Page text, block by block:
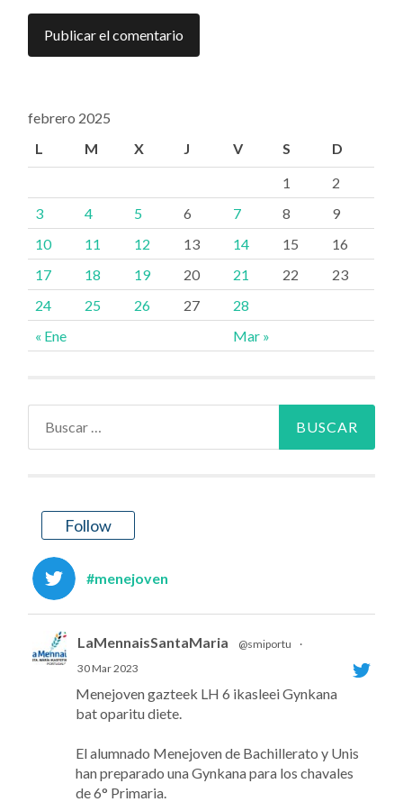
febrero 2025
L
M X J V S D
« Ene Mar »
1
2
3
4 5 6 7 8
9
10
11 12 13 14 15
16
17
18 19 20 21 22
23
24
25 26 27 28
Follow
#menejoven
LaMennaisSantaMaria @smiportu
·
30 Mar 2023
Menejoven gazteek LH 6 ikasleei Gynkana
bat oparitu diete.
El alumnado Menejoven de Bachillerato y Unis
han preparado una Gynkana para los chavales
de 6° Primaria.